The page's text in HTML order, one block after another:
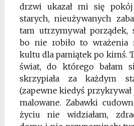
drzwi ukazał mi się
starych, nieużywanych
tam utrzymywał porządek,
bo nie ro­biło to wrażenia
kultu dla pamiątek po kimś.
świat, do którego bałam
skrzypiała za każdym
(zapewne kiedyś
malowane. Zabawki
życiu nie widziałam,